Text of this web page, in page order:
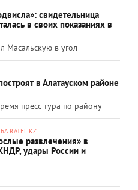
свидетельница
в своих показаниях в
Масальскую в угол
в Алатауском районе
пресс-тура по району
RATEL.KZ
развлечения» в
удары России и